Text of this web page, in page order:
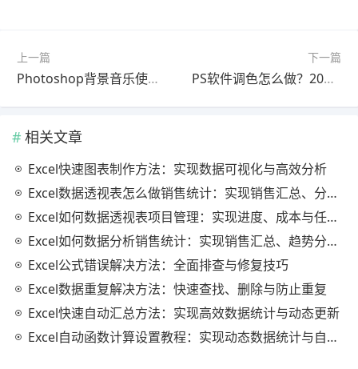
上一篇
Photoshop背景音乐使用教程最新更新版完整解析
下一篇
PS软件调色怎么做？2025最新版使用教程（完整解析）
相关文章
Excel快速图表制作方法：实现数据可视化与高效分析
Excel数据透视表怎么做销售统计：实现销售汇总、分析与动态监控
Excel如何数据透视表项目管理：实现进度、成本与任务的高效分析
Excel如何数据分析销售统计：实现销售汇总、趋势分析与业绩优化
Excel公式错误解决方法：全面排查与修复技巧
Excel数据重复解决方法：快速查找、删除与防止重复
Excel快速自动汇总方法：实现高效数据统计与动态更新
Excel自动函数计算设置教程：实现动态数据统计与自动更新